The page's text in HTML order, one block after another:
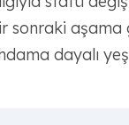
sonraki
dayalı